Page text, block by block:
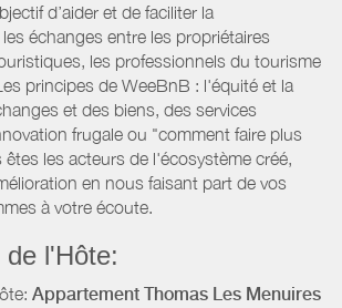
d’aider et de faciliter la
échanges entre les propriétaires
les professionnels du tourisme
principes de WeeBnB : l'équité et la
et des biens, des services
frugale ou "comment faire plus
les acteurs de l'écosystème créé,
en nous faisant part de vos
à votre écoute.
de l'Hôte:
Appartement Thomas Les Menuires